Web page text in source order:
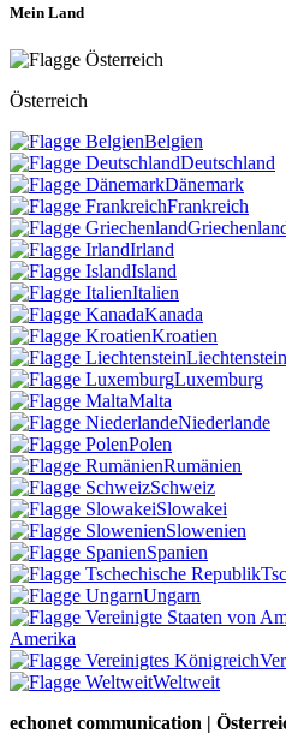
Mein Land
Österreich
Belgien
Deutschland
Dänemark
Frankreich
Irland
Island
Italien
Kanada
Kroatien
Liechtenstein
Luxemburg
Malta
Niederlande
Polen
Rumänien
Schweiz
Slowakei
Slowenien
Spanien
Ungarn
Amerika
Weltweit
echonet communication |